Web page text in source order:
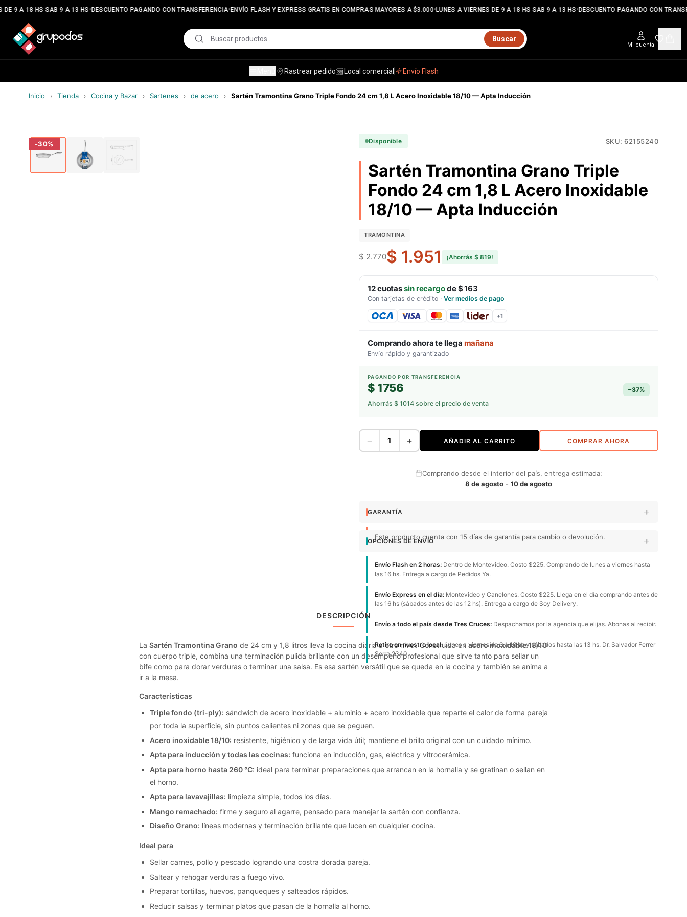
9 A 18 HS SAB 9 A 13 HS•DESCUENTO PAGANDO CON TRANSFERENCIA•ENVÍO FLASH Y EXPRESS GRATIS EN COMPRAS MAYORES A $3.000•LUNES A VIERNES DE 9 A 18 HS SAB 9 A 13 HS•DESCUENTO PAGANDO CON
Buscar
Mi cuenta
Rastrear pedido Local comercial Envío Flash
Inicio › Tienda › Cocina y Bazar › Sartenes › de acero › Sartén Tramontina Grano Triple Fondo 24 cm 1,8 L Acero Inoxidable 18/10 — Apta Inducción
-30% Disponible SKU: 62155240
Sartén Tramontina Grano Triple
Fondo 24 cm 1,8 L Acero Inoxidable
18/10 — Apta Inducción
TRAMONTINA
$ 2.770$ 1.951 ¡Ahorrás $ 819!
12cuotassin recargode$ 163
Con tarjetas de crédito · Ver medios de pago
+1
Comprando ahora te llega mañana
Envío rápido y garantizado
PAGANDO POR TRANSFERENCIA
$ 1756 −37%
Ahorrás $ 1014 sobre el precio de venta
− + AÑADIR AL CARRITO COMPRAR AHORA
Comprando desde el interior del país, entrega estimada:
8 de agosto - 10 de agosto
GARANTÍA
Este producto cuenta con 15 días de garantía para cambio o devolución.
OPCIONES DE ENVÍO
Envío Flash en 2 horas: Dentro de Montevideo. Costo $225. Comprando de lunes a viernes hasta
las 16 hs. Entrega a cargo de Pedidos Ya.
Envío Express en el día: Montevideo y Canelones. Costo $225. Llega en el día comprando antes de
las 16 hs (sábados antes de las 12 hs). Entrega a cargo de Soy Delivery.
Envío a todo el país desde Tres Cruces: Despachamos por la agencia que elijas. Abonas al recibir.
Retiro en nuestro local:Lunes a viernes de 9 a 18 hs y sábados hasta las 13 hs. Dr. Salvador Ferrer
Serra 2340.
DESCRIPCIÓN
La Sartén Tramontina Grano de 24 cm y 1,8 litros lleva la cocina diaria a otro nivel. Construida en acero inoxidable 18/10
con cuerpo triple, combina una terminación pulida brillante con un desempeño profesional que sirve tanto para sellar un
bife como para dorar verduras o terminar una salsa. Es esa sartén versátil que se queda en la cocina y también se anima a
ir a la mesa.
Características
Triple fondo (tri-ply): sándwich de acero inoxidable + aluminio + acero inoxidable que reparte el calor de forma pareja
por toda la superficie, sin puntos calientes ni zonas que se peguen.
Acero inoxidable 18/10: resistente, higiénico y de larga vida útil; mantiene el brillo original con un cuidado mínimo.
Apta para inducción y todas las cocinas: funciona en inducción, gas, eléctrica y vitrocerámica.
Apta para horno hasta 260 °C: ideal para terminar preparaciones que arrancan en la hornalla y se gratinan o sellan en
el horno.
Apta para lavavajillas: limpieza simple, todos los días.
Mango remachado: firme y seguro al agarre, pensado para manejar la sartén con confianza.
Diseño Grano: líneas modernas y terminación brillante que lucen en cualquier cocina.
Ideal para
Sellar carnes, pollo y pescado logrando una costra dorada pareja.
Saltear y rehogar verduras a fuego vivo.
Preparar tortillas, huevos, panqueques y salteados rápidos.
Reducir salsas y terminar platos que pasan de la hornalla al horno.